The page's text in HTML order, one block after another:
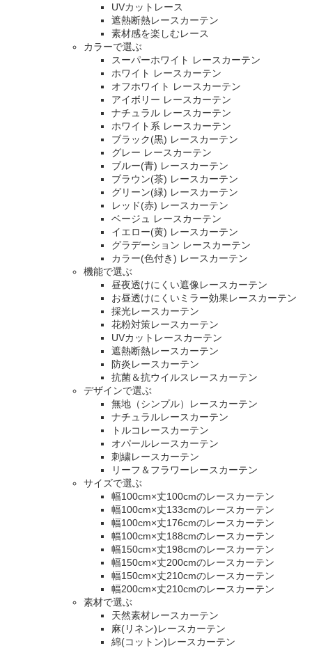
UVカットレース
遮熱断熱レースカーテン
素材感を楽しむレース
カラーで選ぶ
スーパーホワイト レースカーテン
ホワイト レースカーテン
オフホワイト レースカーテン
アイボリー レースカーテン
ナチュラル レースカーテン
ホワイト系 レースカーテン
ブラック(黒) レースカーテン
グレー レースカーテン
ブルー(青) レースカーテン
ブラウン(茶) レースカーテン
グリーン(緑) レースカーテン
レッド(赤) レースカーテン
ベージュ レースカーテン
イエロー(黄) レースカーテン
グラデーション レースカーテン
カラー(色付き) レースカーテン
機能で選ぶ
昼夜透けにくい遮像レースカーテン
お昼透けにくいミラー効果レースカーテン
採光レースカーテン
花粉対策レースカーテン
UVカットレースカーテン
遮熱断熱レースカーテン
防炎レースカーテン
抗菌＆抗ウイルスレースカーテン
デザインで選ぶ
無地（シンプル）レースカーテン
ナチュラルレースカーテン
トルコレースカーテン
オパールレースカーテン
刺繍レースカーテン
リーフ＆フラワーレースカーテン
サイズで選ぶ
幅100cm×丈100cmのレースカーテン
幅100cm×丈133cmのレースカーテン
幅100cm×丈176cmのレースカーテン
幅100cm×丈188cmのレースカーテン
幅150cm×丈198cmのレースカーテン
幅150cm×丈200cmのレースカーテン
幅150cm×丈210cmのレースカーテン
幅200cm×丈210cmのレースカーテン
素材で選ぶ
天然素材レースカーテン
麻(リネン)レースカーテン
綿(コットン)レースカーテン